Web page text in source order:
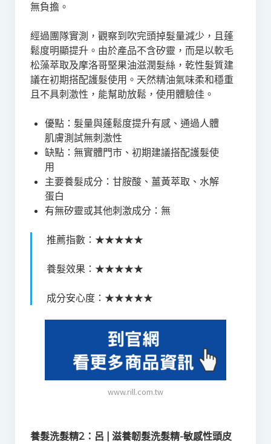
無負擔。
經過團隊實測，觀察到吹完頭掉髮量減少，且蓬
鬆度明顯提升。由於產品不含矽靈，而是以軟毛
松藻萃取及摩洛哥堅果油滋潤髮絲，乾性髮質建
議在初期搭配護髮使用。天然精油氣味柔和穩重
且不具刺激性，能幫助放鬆，使用體驗佳。
優點：髮量與蓬鬆度提升有感、通過人體
肌膚測試無刺激性
缺點：無實體門市、初期建議搭配護髮使
用
主要養髮成分：甘胺酸、薑黃萃取、水解
蛋白
有無矽靈或其他刺激成分：無
推薦指數：★★★★★
養髮效果：★★★★★
成分安心度：★★★★★
www.rill.com.tw
養髮洗髮精2：呂 | 滋養韌髮洗髮精-敏感性頭皮